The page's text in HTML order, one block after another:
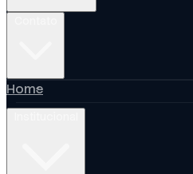
Home